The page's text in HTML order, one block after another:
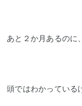
あと２か月あるのに
頭ではわかっている